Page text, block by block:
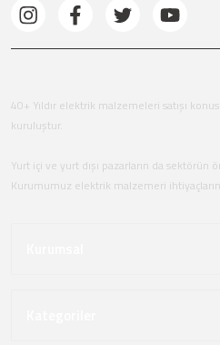
40+ Yıldır elektrik malzemeleri satışı
kuruluştur.
Yurt içi ve yurt dışı pazarların da
Kurumumuz elektrik malzemeri